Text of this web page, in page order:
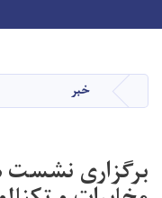
صفحه اصلی
خبر
برگزاری نشست